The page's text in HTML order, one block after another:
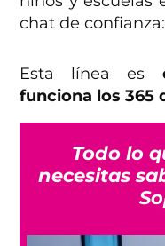
chat de confianza:
Esta línea es
funciona los 365
Todo lo
necesitas